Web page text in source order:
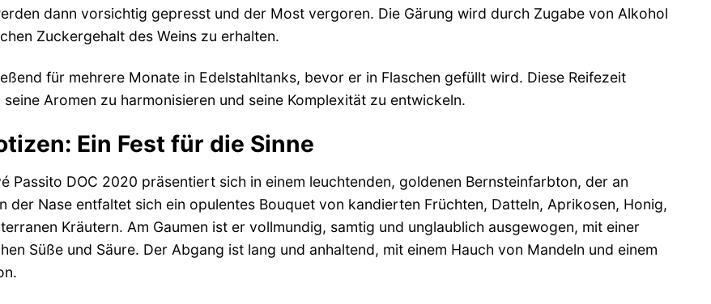
dann vorsichtig gepresst und der Most vergoren. Die Gärung wird durch Zugabe von Alkohol
Zuckergehalt des Weins zu erhalten.
für mehrere Monate in Edelstahltanks, bevor er in Flaschen gefüllt wird. Diese Reifezeit
Aromen zu harmonisieren und seine Komplexität zu entwickeln.
Ein Fest für die Sinne
Passito DOC 2020 präsentiert sich in einem leuchtenden, goldenen Bernsteinfarbton, der an
der Nase entfaltet sich ein opulentes Bouquet von kandierten Früchten, Datteln, Aprikosen, Honig,
Kräutern. Am Gaumen ist er vollmundig, samtig und unglaublich ausgewogen, mit einer
Süße und Säure. Der Abgang ist lang und anhaltend, mit einem Hauch von Mandeln und einem